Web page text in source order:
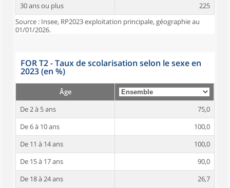
30 ans ou plus
225
Source : Insee, RP2023 exploitation principale, géographie au
01/01/2026.
FOR T2 - Taux de scolarisation selon le sexe en
2023 (en %)
Âge
De 2 à 5 ans
75,0
De 6 à 10 ans
100,0
De 11 à 14 ans
100,0
De 15 à 17 ans
90,0
De 18 à 24 ans
26,7